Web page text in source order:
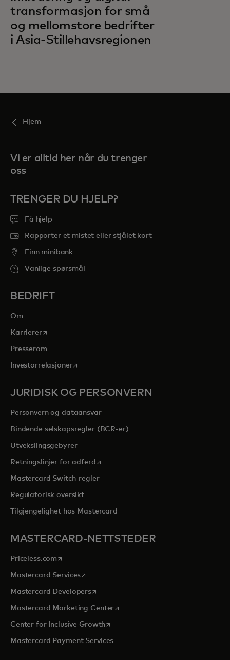
transformasjon for små
og mellomstore bedrifter
i Asia-Stillehavsregionen
Hjem
Vi er alltid her når du trenger
oss
TRENGER DU HJELP?
Få hjelp
Rapporter et mistet eller stjålet kort
Finn minibank
Vanlige spørsmål
BEDRIFT
Om
Karriereropens in a new tab
Presserom
Investorrelasjoneropens in a new tab
JURIDISK OG PERSONVERN
Personvern og dataansvar
Bindende selskapsregler (BCR-er)
Utvekslingsgebyrer
Retningslinjer for adferdopens in a new tab
Mastercard Switch-regler
Regulatorisk oversikt
Tilgjengelighet hos Mastercard
MASTERCARD-NETTSTEDER
Priceless.com opens in a new tab
Mastercard Servicesopens in a new tab
Mastercard Developersopens in a new tab
Mastercard Marketing Centeropens in a new tab
Center for Inclusive Growthopens in a new tab
Mastercard Payment Services